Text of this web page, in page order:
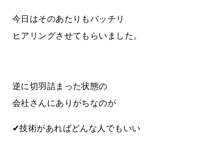
今日はそのあたりもバッチリ
ヒアリングさせてもらいました。
逆に切羽詰まった状態の
会社さんにありがちなのが
✔技術があればどんな人でもいい